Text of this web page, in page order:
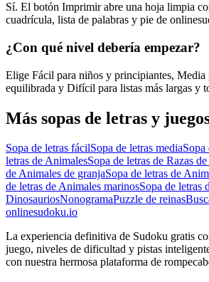
Sí. El botón Imprimir abre una hoja limpia
cuadrícula, lista de palabras y pie de
¿Con qué nivel debería empezar?
Elige Fácil para niños y principiantes, Media
equilibrada y Difícil para listas más largas y
Más sopas de letras y
Sopa de letras fácilSopa de letras media
letras de AnimalesSopa de letras de Razas
de Animales de granjaSopa de letras de
de letras de Animales marinosSopa de letras
DinosauriosNonogramaPuzzle de reinas
onlinesudoku.io
La experiencia definitiva de Sudoku gratis
juego, niveles de dificultad y pistas
con nuestra hermosa plataforma de